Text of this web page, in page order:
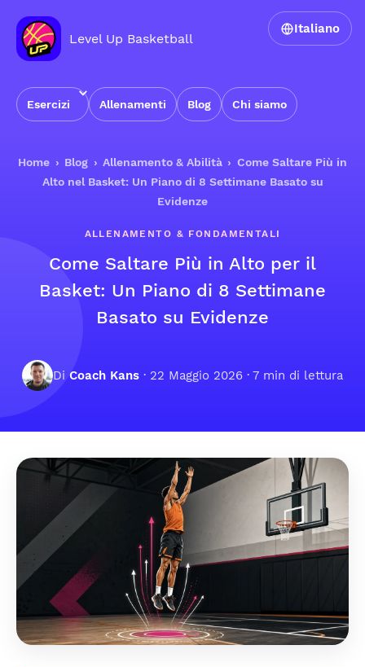
Level Up Basketball
Esercizi Allenamenti Blog Chi siamo
Italiano
Home › Blog › Allenamento & Abilità › Come Saltare Più in
Alto nel Basket: Un Piano di 8 Settimane Basato su
Evidenze
ALLENAMENTO & FONDAMENTALI
Come Saltare Più in Alto per il
Basket: Un Piano di 8 Settimane
Basato su Evidenze
Di Coach Kans · 22 Maggio 2026 · 7 min di lettura